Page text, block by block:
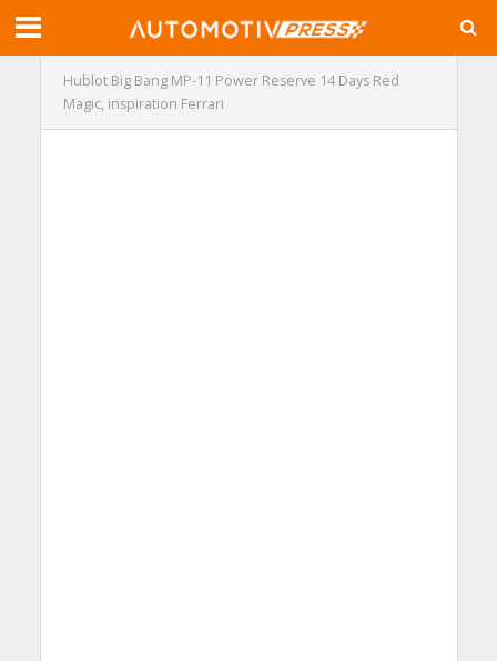
Hublot Big Bang MP-11 Power Reserve 14 Days Red
Magic, inspiration Ferrari